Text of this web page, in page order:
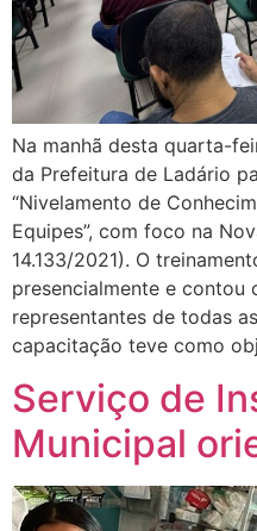
Na manhã desta quarta-
da Prefeitura de Ladário
“Nivelamento de
Equipes”, com foco na
14.133/2021). O
presencialmente e contou
representantes de todas
capacitação teve como
Serviço de
Municipal